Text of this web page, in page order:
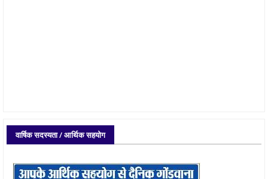
वार्षिक सदस्यता / आर्थिक सहयोग